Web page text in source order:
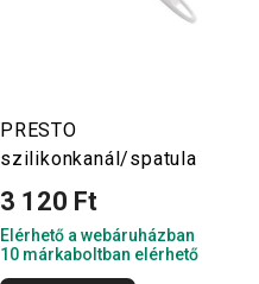
PRESTO
szilikonkanál/spatula
3 120 Ft
Elérhető a webáruházban
10 márkaboltban elérhető